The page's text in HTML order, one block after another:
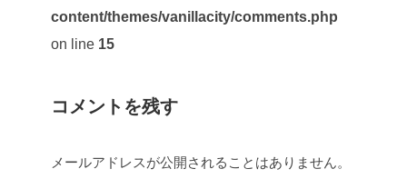
content/themes/vanillacity/comments.php
on line 15
コメントを残す
メールアドレスが公開されることはありません。